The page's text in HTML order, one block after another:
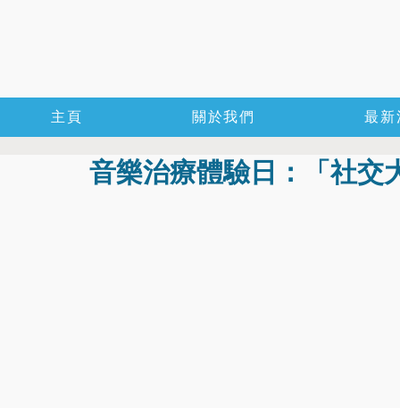
主頁 關於我們 最新
音樂治療體驗日：「社交